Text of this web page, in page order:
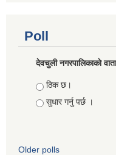
Poll
देवचुली नगरपालिकाकाे
Choices
ठिक छ।
सुधार गर्नु पर्छ ।
Older polls